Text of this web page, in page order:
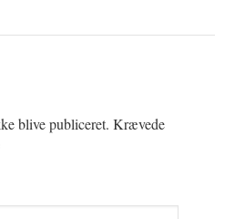
blive publiceret. Krævede